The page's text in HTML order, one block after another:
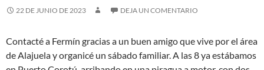
22 DE JUNIO DE 2023 DEJA UN COMENTARIO
Contacté a Fermín gracias a un buen amigo que vive por el área
de Alajuela y organicé un sábado familiar. A las 8 ya estábamos